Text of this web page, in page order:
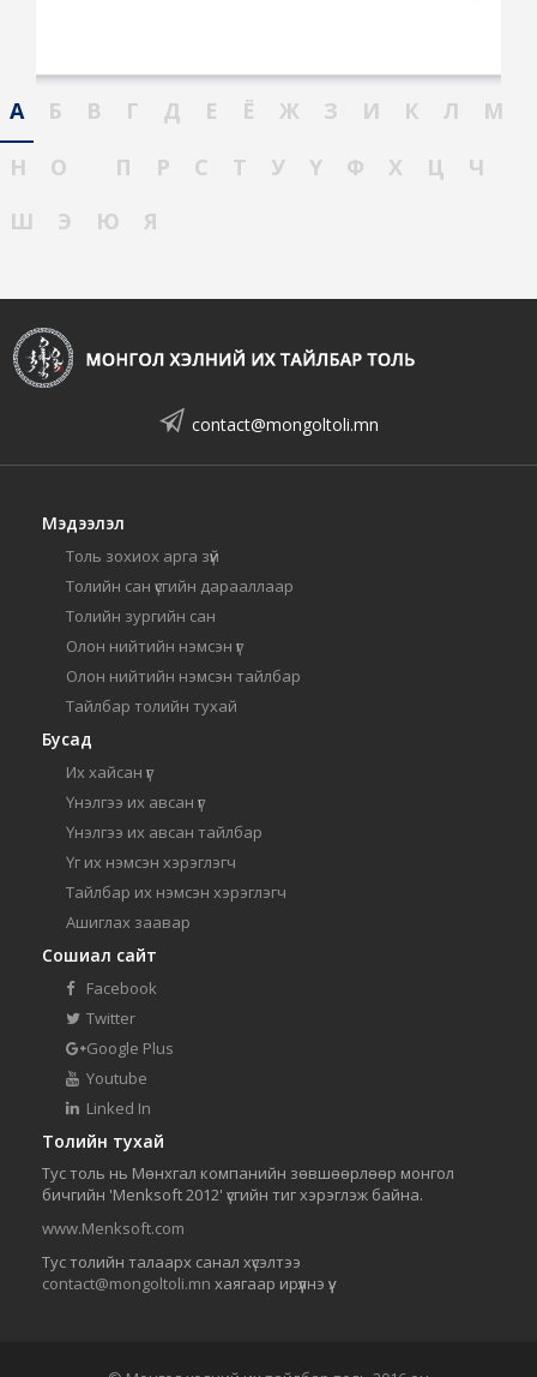
А Б В Г Д Е Ё Ж З И К Л
М
Н
О П Р С Т У Ү Ф Х Ц
Ч
Ш
Э Ю Я
contact@mongoltoli.mn
Мэдээлэл
Толь зохиох арга зүй
Толийн сан үсгийн дарааллаар
Толийн зургийн сан
Олон нийтийн нэмсэн үг
Олон нийтийн нэмсэн тайлбар
Тайлбар толийн тухай
Бусад
Их хайсан үг
Үнэлгээ их авсан үг
Үнэлгээ их авсан тайлбар
Үг их нэмсэн хэрэглэгч
Тайлбар их нэмсэн хэрэглэгч
Ашиглах заавар
Сошиал сайт
Facebook
Twitter
Google Plus
Youtube
Linked In
Толийн тухай
Тус толь нь Мөнхгал компанийн зөвшөөрлөөр монгол
бичгийн 'Menksoft 2012' үсгийн тиг хэрэглэж байна.
www.Menksoft.com
Тус толийн талаарх санал хүсэлтээ
contact@mongoltoli.mn хаягаар ирүүлнэ үү.